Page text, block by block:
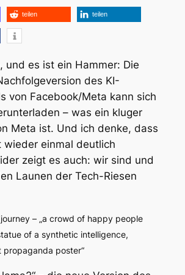
teilen teilen
und es ist ein Hammer: Die
des KI-
von Facebook/Meta kann sich
– was ein kluger
Meta ist. Und ich denke, dass
wieder einmal deutlich
zeigt es auch: wir sind und
Launen der Tech-Riesen
– „a crowd of happy people
of a synthetic intelligence,
propaganda poster“